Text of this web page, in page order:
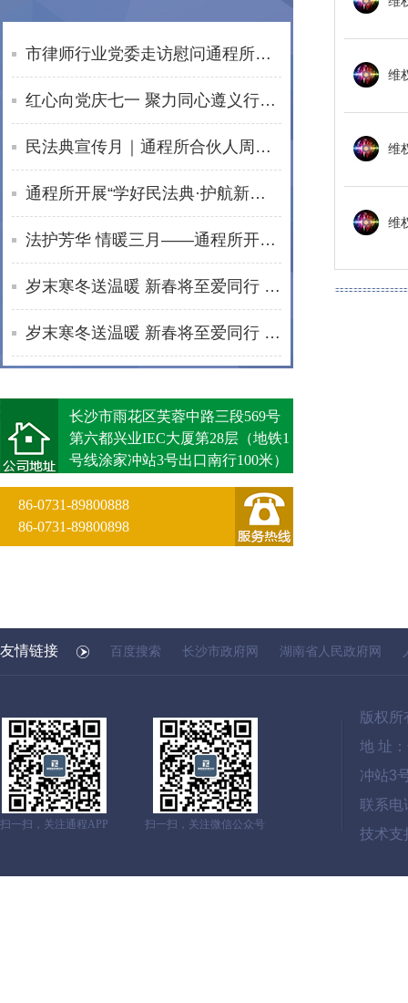
市律师行业党委走访慰问通程所老党员文星民律师
红心向党庆七一 聚力同心遵义行——湖南通程律师事务所党总支赴遵义开展红色教育活动
民法典宣传月｜通程所合伙人周波开展普法宣讲活动
通程所开展“学好民法典·护航新生活”普法进社区活动
法护芳华 情暖三月——通程所开展2026年“三八维权周”普法宣传活动纪实
岁末寒冬送温暖 新春将至爱同行 | 通程“小蓓蕾”公益项目2025年走访纪实
岁末寒冬送温暖 新春将至爱同行 | 通程“小蓓蕾”公益项目2025年走访纪实
长沙市雨花区芙蓉中路三段569号
第六都兴业IEC大厦第28层（地铁1
号线涂家冲站3号出口南行100米）
86-0731-89800888
86-0731-89800898
维
维
维
友情链接 百度搜索 长沙市政府网 湖南省人民政府网
扫一扫，关注通程APP 扫一扫，关注微信公众号
版权
地 址
冲站3
联系电
技术支